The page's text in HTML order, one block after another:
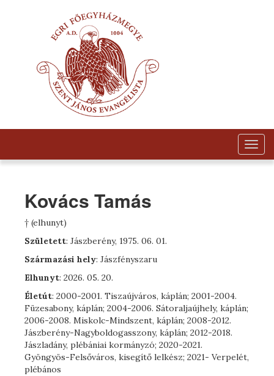
Kovács Tamás
† (elhunyt)
Született: Jászberény, 1975. 06. 01.
Származási hely: Jászfényszaru
Elhunyt: 2026. 05. 20.
Életút: 2000-2001. Tiszaújváros, káplán; 2001-2004.
Füzesabony, káplán; 2004-2006. Sátoraljaújhely, káplán;
2006-2008. Miskolc-Mindszent, káplán; 2008-2012.
Jászberény-Nagyboldogasszony, káplán; 2012-2018.
Jászladány, plébániai kormányzó; 2020-2021.
Gyöngyös-Felsőváros, kisegítő lelkész; 2021- Verpelét,
plébános